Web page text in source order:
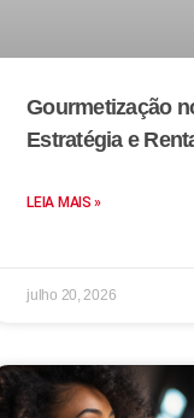
Gourmetização
Estratégia e
LEIA MAIS »
julho 20, 2026